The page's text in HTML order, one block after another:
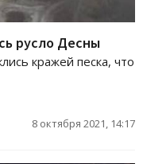
русло Десны
кражей песка, что
8 октября 2021, 14:17